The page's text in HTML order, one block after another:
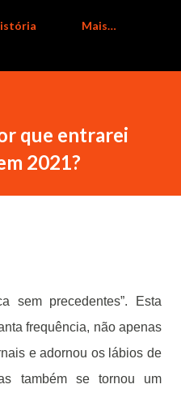
Mais…
que entrarei
2021?
sem precedentes”. Esta
frequência, não apenas
e adornou os lábios de
também se tornou um